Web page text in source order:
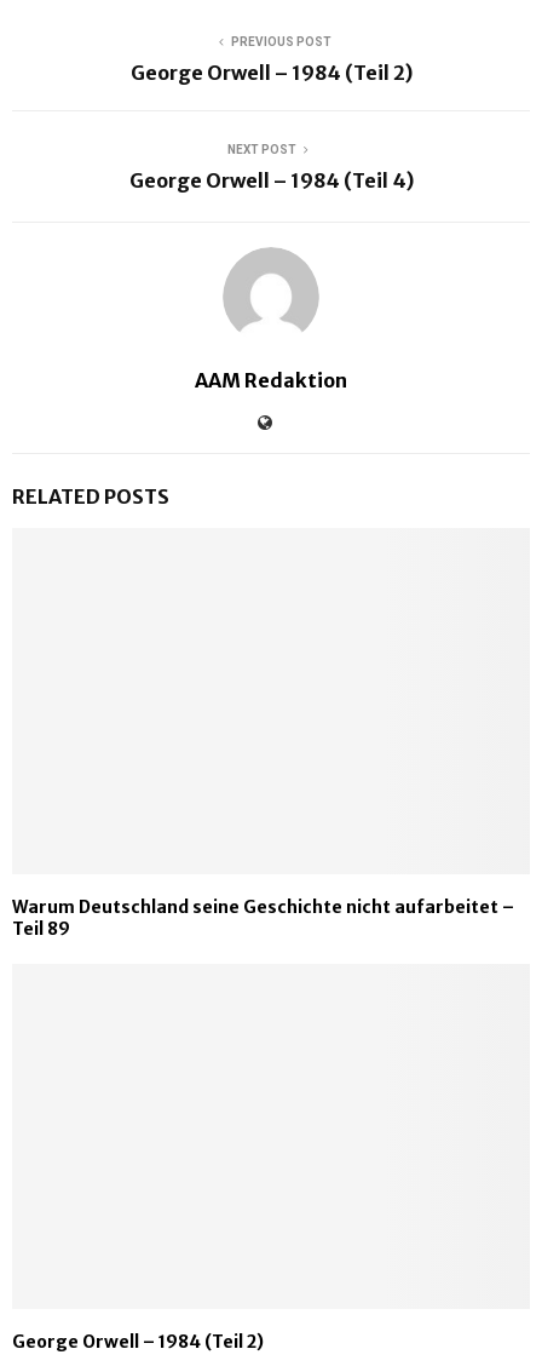
PREVIOUS POST
George Orwell – 1984 (Teil 2)
NEXT POST
George Orwell – 1984 (Teil 4)
AAM Redaktion
RELATED POSTS
Warum Deutschland seine Geschichte nicht aufarbeitet –
Teil 89
George Orwell – 1984 (Teil 2)